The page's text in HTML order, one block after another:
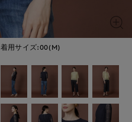
着用サイズ:00(M)